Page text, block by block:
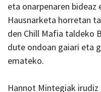
eta onarpenaren
Hausnarketa horretan
den Chill Mafia taldeko
dute ondoan gaiari eta
emateko.
Hannot Mintegiak